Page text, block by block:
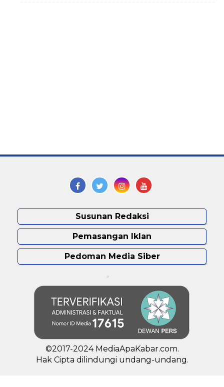
Susunan Redaksi
Pemasangan Iklan
Pedoman Media Siber
©2017-2024 MediaApaKabar.com.
Hak Cipta dilindungi undang-undang.